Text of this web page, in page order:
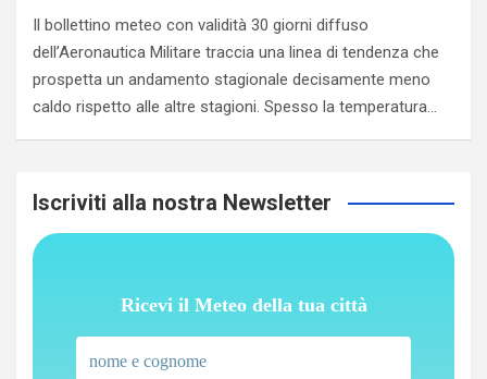
Il bollettino meteo con validità 30 giorni diffuso
dell’Aeronautica Militare traccia una linea di tendenza che
prospetta un andamento stagionale decisamente meno
caldo rispetto alle altre stagioni. Spesso la temperatura…
Iscriviti alla nostra Newsletter
Ricevi il Meteo della tua città